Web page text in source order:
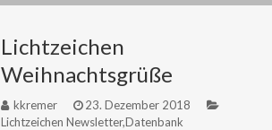
Lichtzeichen
Weihnachtsgrüße
kkremer
23. Dezember 2018
Lichtzeichen Newsletter,Datenbank